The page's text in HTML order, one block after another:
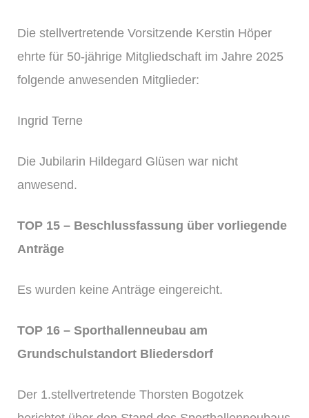
Die stellvertretende Vorsitzende Kerstin Höper
ehrte für 50-jährige Mitgliedschaft im Jahre 2025
folgende anwesenden Mitglieder:
Ingrid Terne
Die Jubilarin Hildegard Glüsen war nicht
anwesend.
TOP 15 – Beschlussfassung über vorliegende
Anträge
Es wurden keine Anträge eingereicht.
TOP 16 – Sporthallenneubau am
Grundschulstandort Bliedersdorf
Der 1.stellvertretende Thorsten Bogotzek